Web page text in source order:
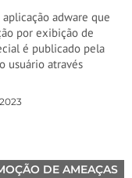
adware que
por exibição de
é publicado pela
usuário através
DE AMEAÇAS